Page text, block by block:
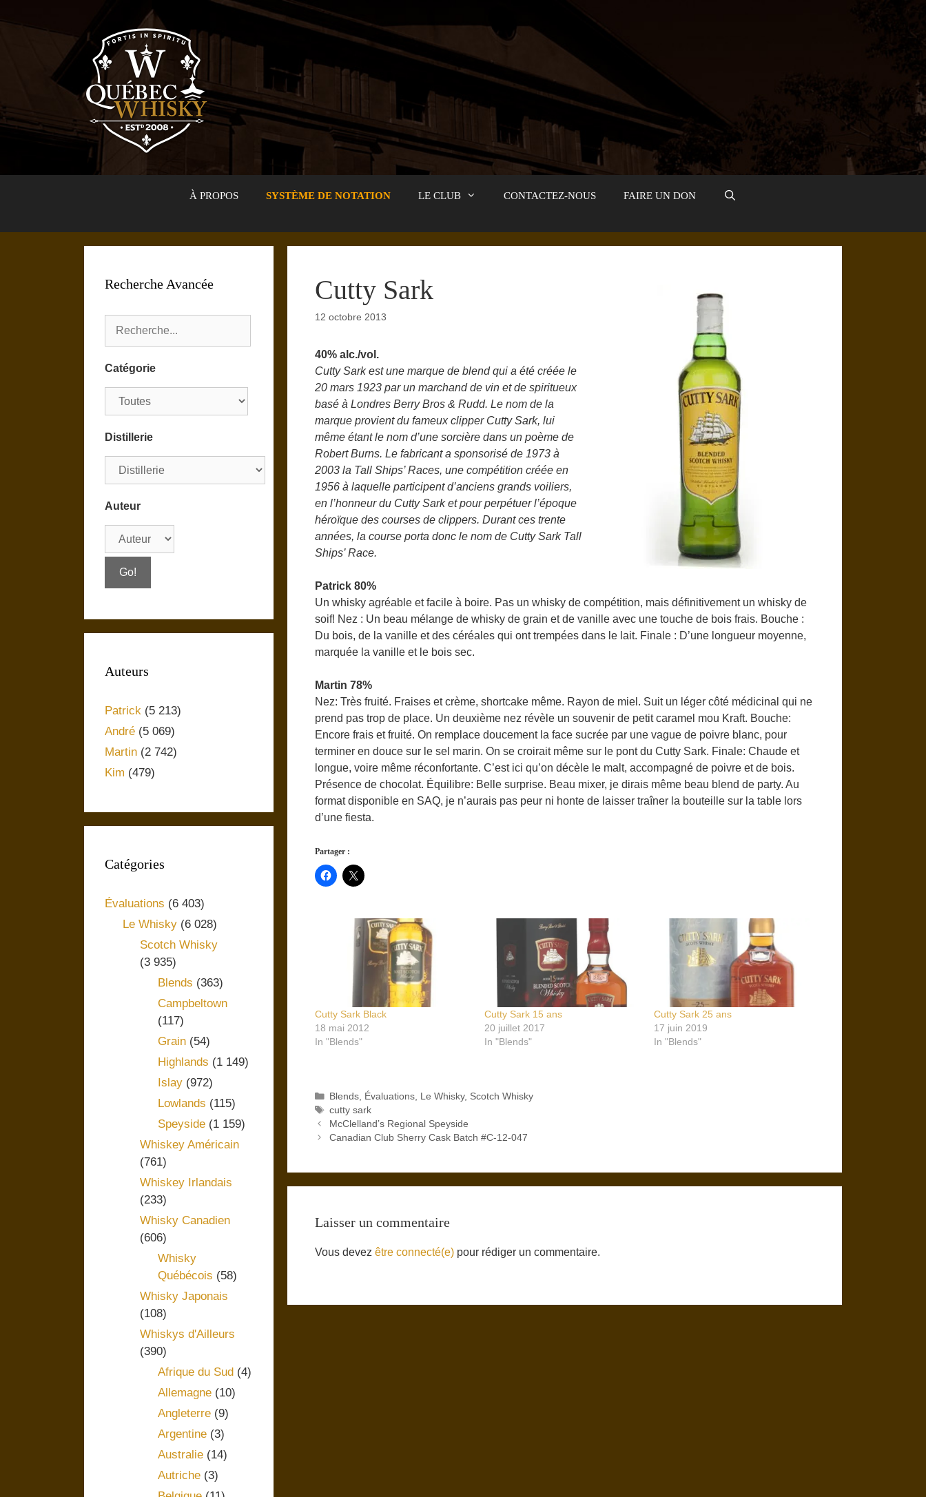
au
À PROPOS SYSTÈME DE NOTATION LE CLUB CONTACTEZ-NOUS FAIRE UN DON
Cutty Sark
12 octobre 2013
40% alc./vol.
Cutty Sark est une marque de blend qui a été créée le
20 mars 1923 par un marchand de vin et de spiritueux
basé à Londres Berry Bros & Rudd. Le nom de la
marque provient du fameux clipper Cutty Sark, lui
même étant le nom d’une sorcière dans un poème de
Robert Burns. Le fabricant a sponsorisé de 1973 à
2003 la Tall Ships’ Races, une compétition créée en
1956 à laquelle participent d’anciens grands voiliers,
en l’honneur du Cutty Sark et pour perpétuer l’époque
héroïque des courses de clippers. Durant ces trente
années, la course porta donc le nom de Cutty Sark Tall
Ships’ Race.
Patrick 80%
Un whisky agréable et facile à boire. Pas un whisky de compétition, mais définitivement un whisky de
soif! Nez : Un beau mélange de whisky de grain et de vanille avec une touche de bois frais. Bouche :
Du bois, de la vanille et des céréales qui ont trempées dans le lait. Finale : D’une longueur moyenne,
marquée la vanille et le bois sec.
Martin 78%
Nez: Très fruité. Fraises et crème, shortcake même. Rayon de miel. Suit un léger côté médicinal qui ne
prend pas trop de place. Un deuxième nez révèle un souvenir de petit caramel mou Kraft. Bouche:
Encore frais et fruité. On remplace doucement la face sucrée par une vague de poivre blanc, pour
terminer en douce sur le sel marin. On se croirait même sur le pont du Cutty Sark. Finale: Chaude et
longue, voire même réconfortante. C’est ici qu’on décèle le malt, accompagné de poivre et de bois.
Présence de chocolat. Équilibre: Belle surprise. Beau mixer, je dirais même beau blend de party. Au
format disponible en SAQ, je n’aurais pas peur ni honte de laisser traîner la bouteille sur la table lors
d’une fiesta.
Partager :
Cutty Sark Black
18 mai 2012
In "Blends"
Cutty Sark 15 ans
20 juillet 2017
In "Blends"
Cutty Sark 25 ans
17 juin 2019
In "Blends"
Catégories
Blends Évaluations Le Whisky, Scotch Whisky
Étiquettes
cutty sark
McClelland’s Regional Speyside
Canadian Club Sherry Cask Batch #C-12-047
Laisser un commentaire
Vous devez être connecté(e) pour rédiger un commentaire.
Recherche Avancée
Catégorie
Distillerie
Auteur
Auteurs
Patrick (5 213)
André (5 069)
Martin (2 742)
Kim (479)
Catégories
Évaluations (6 403)
Le Whisky(6 028)
Scotch Whisky
(3 935)
Blends (363)
Campbeltown
(117)
Grain(54)
Highlands (1 149)
Islay(972)
Lowlands (115)
Speyside(1 159)
Whiskey Américain
(761)
Whiskey Irlandais
(233)
Whisky Canadien
(606)
Whisky
Québécois (58)
Whisky Japonais
(108)
Whiskys d'Ailleurs
(390)
Afrique du Sud(4)
Allemagne(10)
Angleterre(9)
Argentine(3)
Australie(14)
Autriche(3)